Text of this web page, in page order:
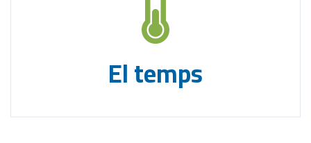
El temps